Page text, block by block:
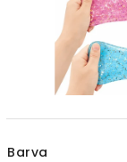
Barva